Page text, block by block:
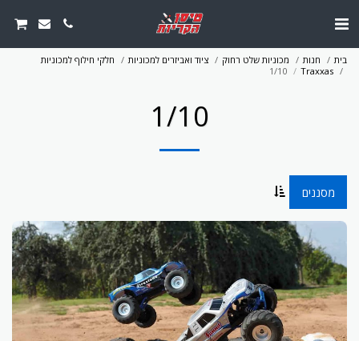
בית חנות מכוניות שלט רחוק ציוד ואביזרים למכוניות
חלקי חילוף למכוניות
Traxxas
1/10
1/10
מסננים